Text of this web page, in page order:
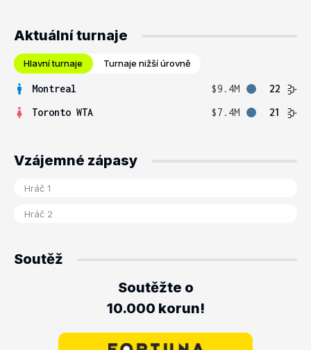
Aktuální turnaje
Hlavní turnaje Turnaje nižší úrovně
Montreal $9.4M
22
Toronto WTA
$7.4M 21
Vzájemné zápasy
Soutěž
Soutěžte o
10.000 korun!